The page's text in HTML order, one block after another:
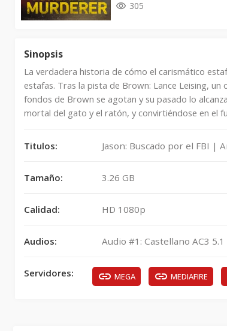
305
Sinopsis
La verdadera historia de cómo el carismático
estafas. Tras la pista de Brown: Lance Leising,
fondos de Brown se agotan y su pasado lo
mortal del gato y el ratón, y convirtiéndose en el
Titulos: Jason: Buscado por el FBI |
Tamaño: 3.26 GB
Calidad: HD 1080p
Audios: Audio #1: Castellano AC3
Servidores: MEGA MEDIAFIRE